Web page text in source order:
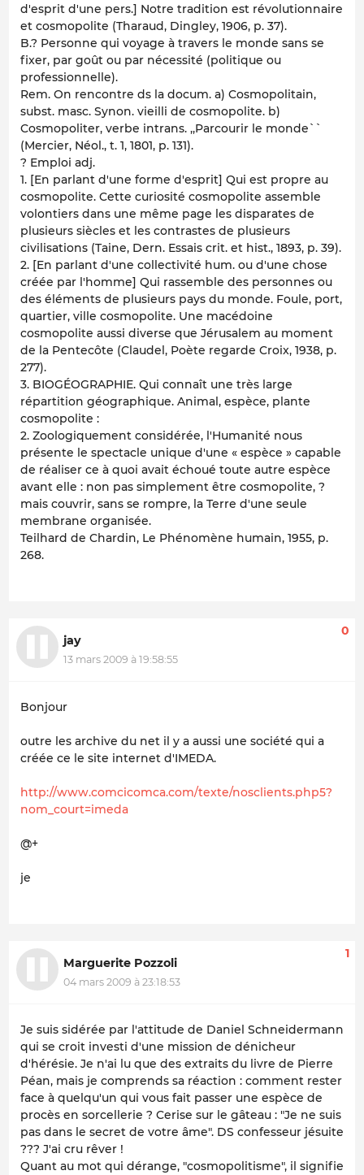
d'esprit d'une pers.] Notre tradition est révolutionnaire
et cosmopolite (Tharaud, Dingley, 1906, p. 37).
B.? Personne qui voyage à travers le monde sans se
fixer, par goût ou par nécessité (politique ou
professionnelle).
Rem. On rencontre ds la docum. a) Cosmopolitain,
subst. masc. Synon. vieilli de cosmopolite. b)
Cosmopoliter, verbe intrans. ,,Parcourir le monde``
(Mercier, Néol., t. 1, 1801, p. 131).
? Emploi adj.
1. [En parlant d'une forme d'esprit] Qui est propre au
cosmopolite. Cette curiosité cosmopolite assemble
volontiers dans une même page les disparates de
plusieurs siècles et les contrastes de plusieurs
civilisations (Taine, Dern. Essais crit. et hist., 1893, p. 39).
2. [En parlant d'une collectivité hum. ou d'une chose
créée par l'homme] Qui rassemble des personnes ou
des éléments de plusieurs pays du monde. Foule, port,
quartier, ville cosmopolite. Une macédoine
cosmopolite aussi diverse que Jérusalem au moment
de la Pentecôte (Claudel, Poète regarde Croix, 1938, p.
277).
3. BIOGÉOGRAPHIE. Qui connaît une très large
répartition géographique. Animal, espèce, plante
cosmopolite :
2. Zoologiquement considérée, l'Humanité nous
présente le spectacle unique d'une « espèce » capable
de réaliser ce à quoi avait échoué toute autre espèce
avant elle : non pas simplement être cosmopolite, ?
mais couvrir, sans se rompre, la Terre d'une seule
membrane organisée.
Teilhard de Chardin, Le Phénomène humain, 1955, p.
268.
jay
13 mars 2009 à 19:58:55
0
Bonjour
outre les archive du net il y a aussi une société qui a
créée ce le site internet d'IMEDA.
http://www.comcicomca.com/texte/nosclients.php5?
nom_court=imeda
@+
je
Marguerite Pozzoli
04 mars 2009 à 23:18:53
1
Je suis sidérée par l'attitude de Daniel Schneidermann
qui se croit investi d'une mission de dénicheur
d'hérésie. Je n'ai lu que des extraits du livre de Pierre
Péan, mais je comprends sa réaction : comment rester
face à quelqu'un qui vous fait passer une espèce de
procès en sorcellerie ? Cerise sur le gâteau : "Je ne suis
pas dans le secret de votre âme". DS confesseur jésuite
??? J'ai cru rêver !
Quant au mot qui dérange, "cosmopolitisme", il signifie